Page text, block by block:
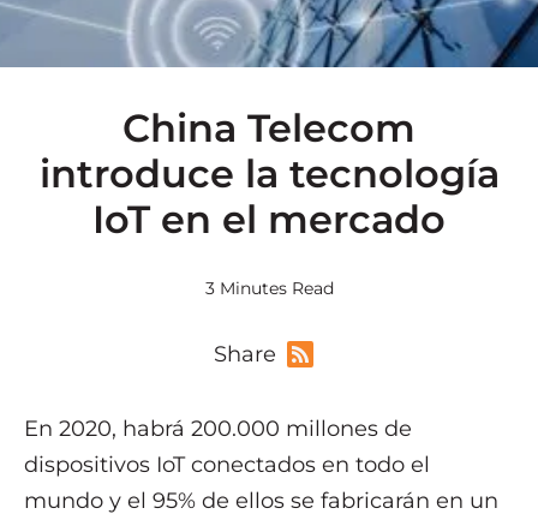
China Telecom
introduce la tecnología
IoT en el mercado
3 Minutes Read
Share
En 2020, habrá 200.000 millones de
dispositivos IoT conectados en todo el
mundo y el 95% de ellos se fabricarán en un